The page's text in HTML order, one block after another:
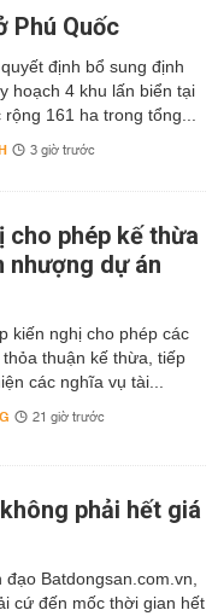
Phú Quốc
định bổ sung định
hoạch 4 khu lấn biển tại
rộng 161 ha trong tổng...
3 giờ trước
cho phép kế thừa
nhượng dự án
kiến nghị cho phép các
thuận kế thừa, tiếp
các nghĩa vụ tài...
21 giờ trước
phải hết giá
đạo Batdongsan.com.vn,
cứ đến mốc thời gian hết